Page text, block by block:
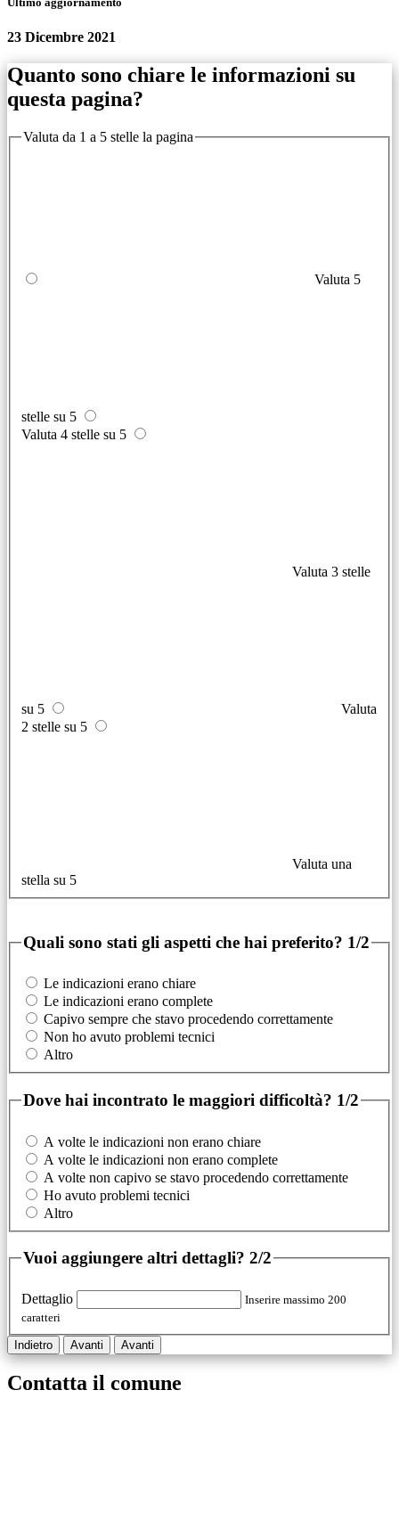
23 Dicembre 2021
Quanto sono chiare le informazioni su
questa pagina?
Valuta da 1 a 5 stelle la pagina
Valuta 5
stelle su 5
Valuta 4 stelle su 5
Valuta 3 stelle
su 5
Valuta
2 stelle su 5
Valuta una
stella su 5
Quali sono stati gli aspetti che hai preferito? 1/2
Le indicazioni erano chiare
Le indicazioni erano complete
Capivo sempre che stavo procedendo correttamente
Non ho avuto problemi tecnici
Altro
Dove hai incontrato le maggiori difficoltà? 1/2
A volte le indicazioni non erano chiare
A volte le indicazioni non erano complete
A volte non capivo se stavo procedendo correttamente
Ho avuto problemi tecnici
Altro
Vuoi aggiungere altri dettagli? 2/2
Dettaglio
Inserire massimo 200
caratteri
Indietro Avanti Avanti
Contatta il comune